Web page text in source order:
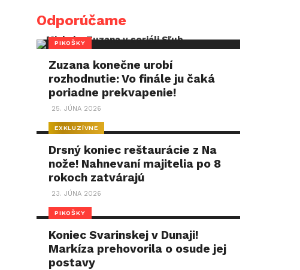
Odporúčame
PIKOŠKY
Zuzana konečne urobí
rozhodnutie: Vo finále ju čaká
poriadne prekvapenie!
25. JÚNA 2026
EXKLUZÍVNE
Drsný koniec reštaurácie z Na
nože! Nahnevaní majitelia po 8
rokoch zatvárajú
23. JÚNA 2026
PIKOŠKY
Koniec Svarinskej v Dunaji!
Markíza prehovorila o osude jej
postavy